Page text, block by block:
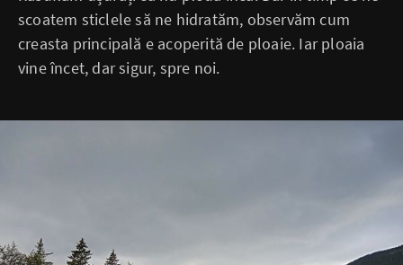
scoatem sticlele să ne hidratăm, observăm cum
creasta principală e acoperită de ploaie. Iar ploaia
vine încet, dar sigur, spre noi.